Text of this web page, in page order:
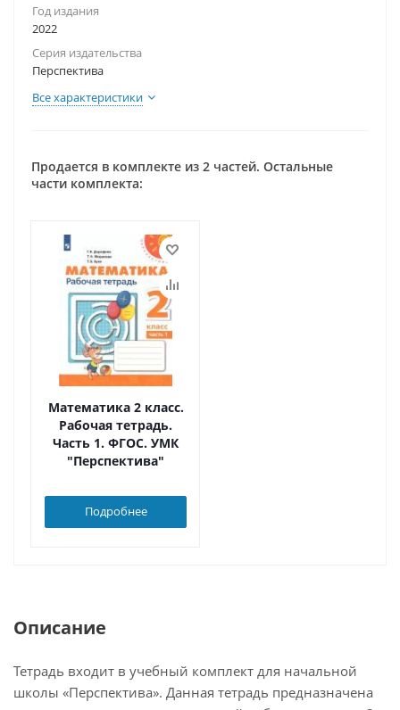
Год издания
2022
Серия издательства
Перспектива
Все характеристики
Продается в комплекте из 2 частей. Остальные
части комплекта:
Математика 2 класс.
Рабочая тетрадь.
Часть 1. ФГОС. УМК
"Перспектива"
Подробнее
Описание
Тетрадь входит в учебный комплект для начальной
школы «Перспектива». Данная тетрадь предназначена